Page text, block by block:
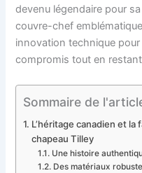
devenu légendaire pour
couvre-chef
innovation technique
compromis tout en
Sommaire de
L’héritage canadien et la
chapeau Tilley
Une histoire
Des matériaux